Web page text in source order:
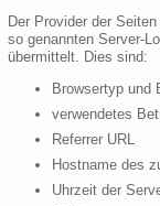
Der Provider der
so genannten Server-
übermittelt. Dies sind:
Browsertyp und
verwendetes
Referrer URL
Hostname des
Uhrzeit der